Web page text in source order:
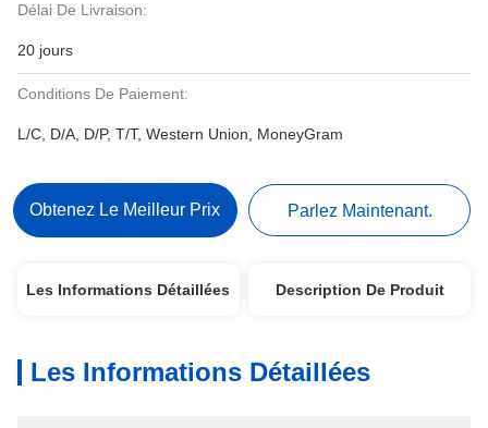
Délai De Livraison:
20 jours
Conditions De Paiement:
L/C, D/A, D/P, T/T, Western Union, MoneyGram
Obtenez Le Meilleur Prix Parlez Maintenant.
Les Informations Détaillées Description De Produit
Les Informations Détaillées